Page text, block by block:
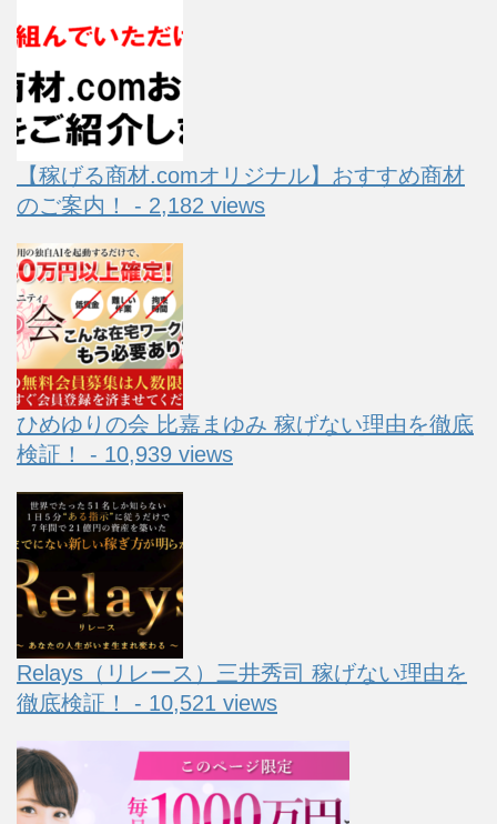
【稼げる商材.comオリジナル】おすすめ商材
のご案内！ - 2,182 views
ひめゆりの会 比嘉まゆみ 稼げない理由を徹底
検証！ - 10,939 views
Relays（リレース）三井秀司 稼げない理由を
徹底検証！ - 10,521 views